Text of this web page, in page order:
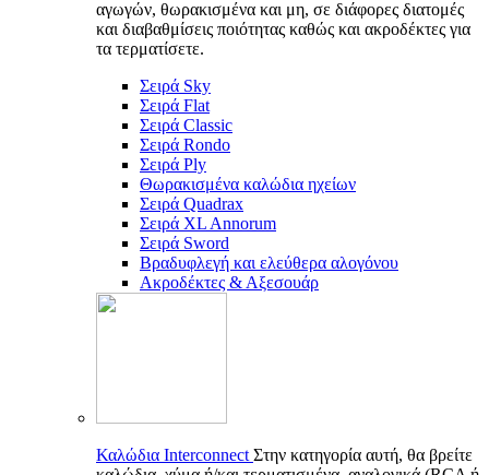
αγωγών, θωρακισμένα και μη, σε διάφορες διατομές
και διαβαθμίσεις ποιότητας καθώς και ακροδέκτες για
τα τερματίσετε.
Σειρά Sky
Σειρά Flat
Σειρά Classic
Σειρά Rondo
Σειρά Ply
Θωρακισμένα καλώδια ηχείων
Σειρά Quadrax
Σειρά XL Annorum
Σειρά Sword
Βραδυφλεγή και ελεύθερα αλογόνου
Ακροδέκτες & Αξεσουάρ
Καλώδια Interconnect Στην κατηγορία αυτή, θα βρείτε